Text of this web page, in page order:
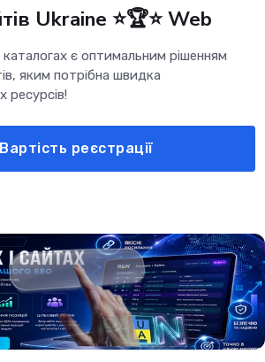
Ukraine ⭐🏆⭐ Web
каталогах є оптимальним рішенням
яким потрібна швидка
ресурсів!
Вартість реєстрації